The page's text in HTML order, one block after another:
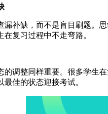
缺，而不是盲目刷题。思
复习过程中不走弯路。
整同样重要。很多学生在
佳的状态迎接考试。